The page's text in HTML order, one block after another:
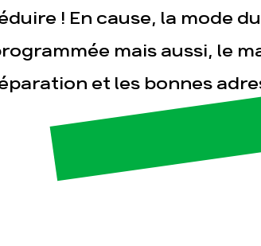
! En cause, la mode
mais aussi, le
et les bonnes